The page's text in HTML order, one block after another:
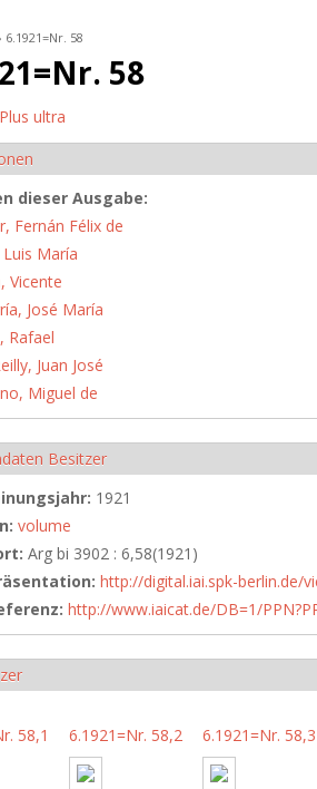
hier
6.1921=Nr. 58
58
Plus ultra
dieser Ausgabe:
Fernán Félix de
Luis María
Vicente
José María
Rafael
Juan José
Miguel de
Besitzer
1921
volume
Arg bi 3902 : 6,58(1921)
http://digital.iai.spk-berlin.de/
http://www.iaicat.de/DB=1/
58,1 6.1921=Nr. 58,2 6.1921=Nr. 58,3